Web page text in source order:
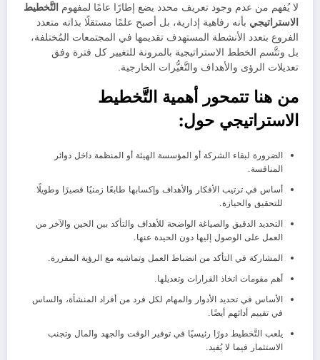
لا يُفهم من عدم وجود تعريف محدد يضع إطارًا عامًا لمفهوم التَّخطيط
الاستراتيجي بأنه رفاهية إدارية، بل أصبح علمًا مستقلًا بذاته متعدد
الفروع بتعدد الأنشطة المستهدف تقديمها في المجتمعات المُختلفة،
بل وتتَّسم الخطط الاستراتيجية بالمرونة للتغيير كل فترة وفق
تعديلات الرؤى والأهداف والتَّغيُّرات الخارجية.
من هنا تتمحور أهمية التَّخطيط
الاستراتيجي حول:
الضرورة لبقاء الشركة أو المؤسسة الهيئة أو المنظمة داخل دوائر
المنافسة.
أساس في ترتيب الأفكار والأهداف وإكسابها طابعًا زمنيًا قصيرًا وطويلًا
للتحقيق والحيازة.
التحديد الدقيق والصياغة الواضحة للأهداف والتأكد بين الحين والآخر من
العمل على الوصول إليها دون الحيدة عنها.
المشاركة في التأكد من انضباط العمل وتماشيه مع الرؤية المقررة.
أهم مقومات اتخاذ القرارات وتعديلها.
الأساس في تحديد الأدوار والمهام لكل فرد من أفراد المنشأة، والساس
في تقييم أدائهم أيضًا.
يلعب التَّخطيط دورًا رئيسيًا في توفير الوقت والجهد والمال وتجنب
الاستثمار فيما لا يُفيد.